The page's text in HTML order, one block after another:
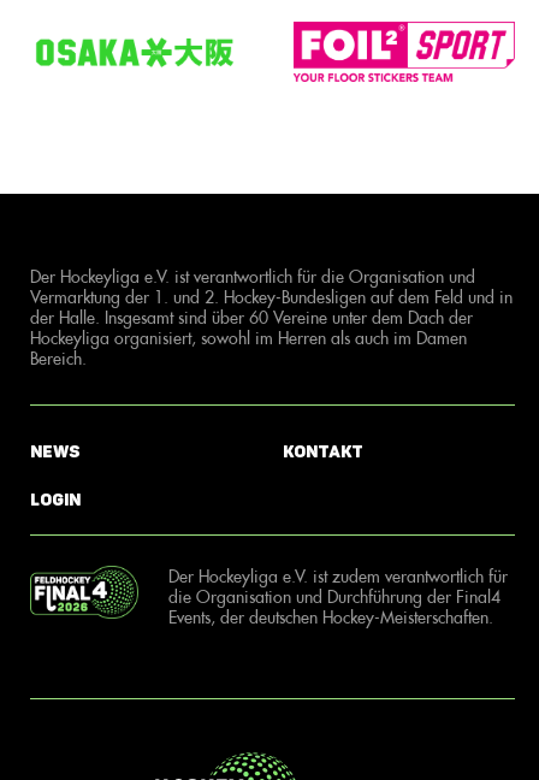
Der Hockeyliga e.V. ist verantwortlich für die Organisation und
Vermarktung der 1. und 2. Hockey-Bundesligen auf dem Feld und in
der Halle. Insgesamt sind über 60 Vereine unter dem Dach der
Hockeyliga organisiert, sowohl im Herren als auch im Damen
Bereich.
News
Login
Kontakt
Der Hockeyliga e.V. ist zudem verantwortlich für
die Organisation und Durchführung der Final4
Events, der deutschen Hockey-Meisterschaften.